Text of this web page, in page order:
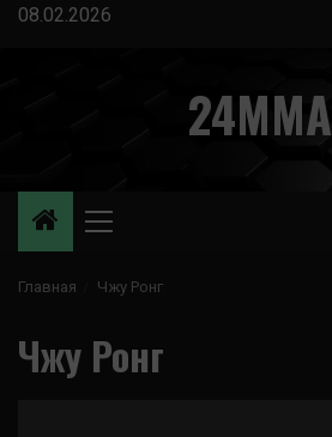
Перейти
08.02.2026
24MMA
Основное
Главная Чжу Ронг
Чжу Ронг